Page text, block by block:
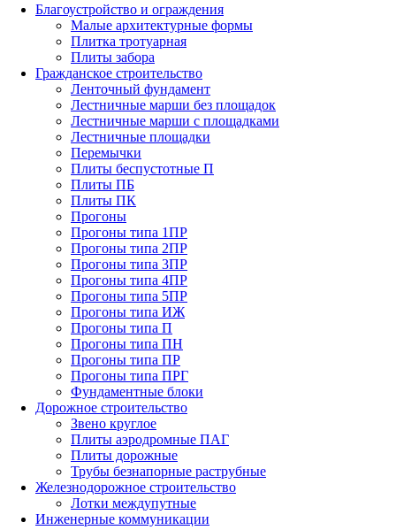
Благоустройство и ограждения
Малые архитектурные формы
Плитка тротуарная
Плиты забора
Гражданское строительство
Ленточный фундамент
Лестничные марши без площадок
Лестничные марши с площадками
Лестничные площадки
Перемычки
Плиты беспустотные П
Плиты ПБ
Плиты ПК
Прогоны
Прогоны типа 1ПР
Прогоны типа 2ПР
Прогоны типа 3ПР
Прогоны типа 4ПР
Прогоны типа 5ПР
Прогоны типа ИЖ
Прогоны типа П
Прогоны типа ПН
Прогоны типа ПР
Прогоны типа ПРГ
Фундаментные блоки
Дорожное строительство
Звено круглое
Плиты аэродромные ПАГ
Плиты дорожные
Трубы безнапорные раструбные
Железнодорожное строительство
Лотки междупутные
Инженерные коммуникации